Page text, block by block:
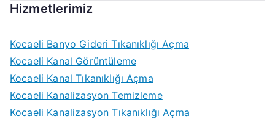
Hizmetlerimiz
Kocaeli Banyo Gideri Tıkanıklığı Açma
Kocaeli Kanal Görüntüleme
Kocaeli Kanal Tıkanıklığı Açma
Kocaeli Kanalizasyon Temizleme
Kocaeli Kanalizasyon Tıkanıklığı Açma